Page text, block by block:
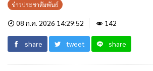
ข่าวประชาสัมพันธ์
08 ก.ค. 2026 14:29:52 142
share tweet share